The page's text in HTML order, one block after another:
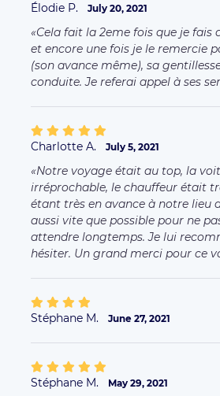
Élodie P. July 20, 2021
Cela fait la 2eme fois que je fais
et encore une fois je le remercie
(son avance même), sa
conduite. Je referai appel à ses
Charlotte A. July 5, 2021
Notre voyage était au top, la
irréprochable, le chauffeur était
étant très en avance à notre lieu
aussi vite que possible pour ne
attendre longtemps. Je lui
hésiter. Un grand merci pour ce
Stéphane M. June 27, 2021
Stéphane M. May 29, 2021